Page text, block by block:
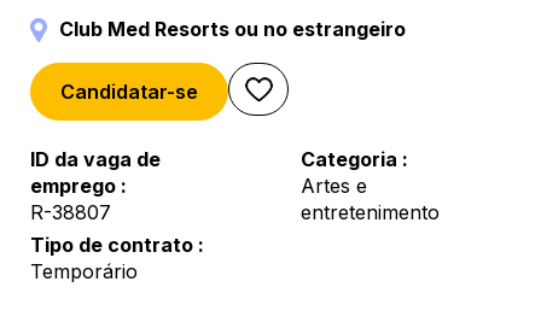
Club Med Resorts ou no estrangeiro
Candidatar-se
ID da vaga de
emprego
R-38807
Categoria
Artes e
entretenimento
Tipo de contrato
Temporário